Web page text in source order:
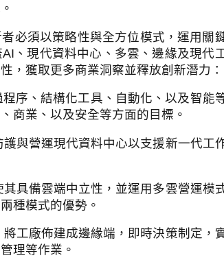
必須以策略性與全方位模式，運用關
AI 、現代資料中心、多雲、邊緣及現代
，獲取更多商業洞察並釋放創新潛力：
序、結構化工具、自動化、以及智能
商業、以及安全等方面的目標。
與營運現代資料中心以支援新一代工
具備雲端中立性，並運用多雲營運模
種模式的優勢。
工廠佈建成邊緣端，即時決策制定，
理等作業。